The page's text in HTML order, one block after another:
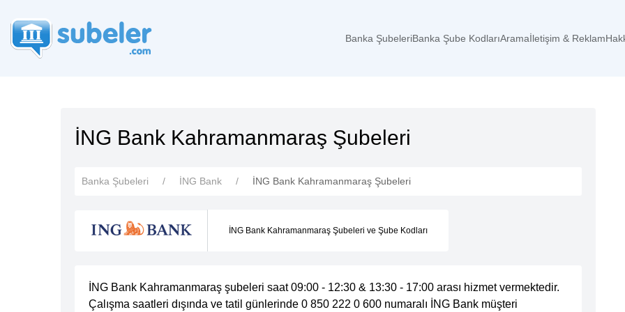
Banka ŞubeleriBanka Şube KodlarıAramaİletişim & Reklam
İNG Bank Kahramanmaraş Şubeleri
Banka Şubeleri İNG Bank İNG Bank Kahramanmaraş Şubeleri
İNG Bank Kahramanmaraş Şubeleri ve Şube Kodları
İNG Bank Kahramanmaraş şubeleri saat 09:00 - 12:30 & 13:30 - 17:00 arası hizmet vermektedir.
Çalışma saatleri dışında ve tatil günlerinde 0 850 222 0 600 numaralı İNG Bank müşteri